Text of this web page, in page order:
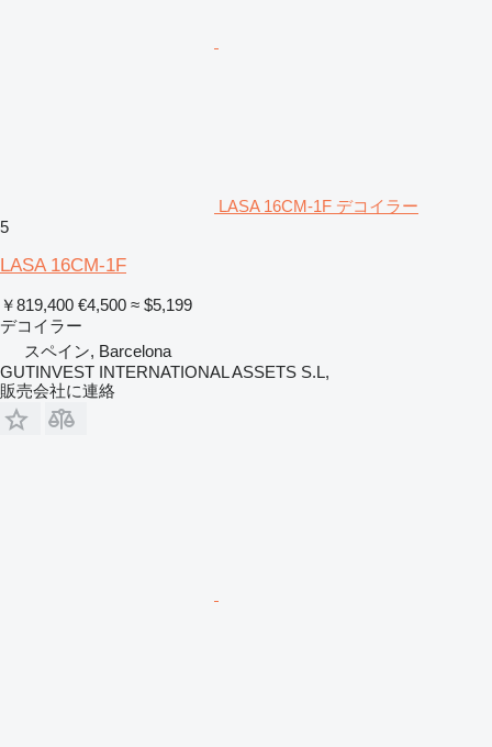
LASA 16CM-1F デコイラー
5
LASA 16CM-1F
￥819,400 €4,500 ≈ $5,199
デコイラー
スペイン, Barcelona
GUTINVEST INTERNATIONAL ASSETS S.L,
販売会社に連絡